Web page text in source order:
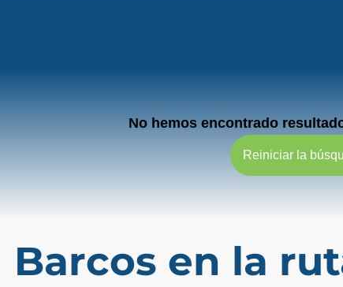
No hemos encontrado
Reiniciar la
Barcos en la